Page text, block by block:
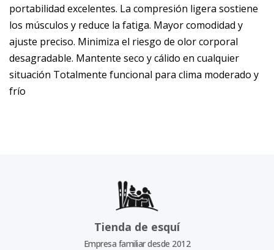
portabilidad excelentes. La compresión ligera sostiene
los músculos y reduce la fatiga. Mayor comodidad y
ajuste preciso. Minimiza el riesgo de olor corporal
desagradable. Mantente seco y cálido en cualquier
situación Totalmente funcional para clima moderado y
frío
Tienda de esquí
Empresa familiar desde 2012